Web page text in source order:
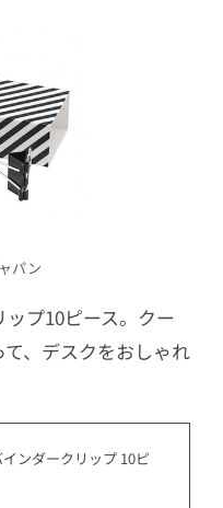
パン
プ10ピース。クー
、デスクをおしゃれ
ンダークリップ 10ピ